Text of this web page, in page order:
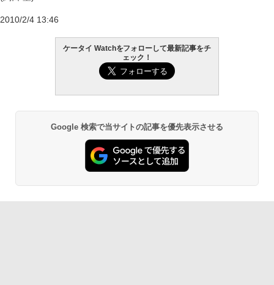
2010/2/4 13:46
ケータイ Watchをフォローして最新記事をチ
ェック！
Google 検索で当サイトの記事を優先表示させる